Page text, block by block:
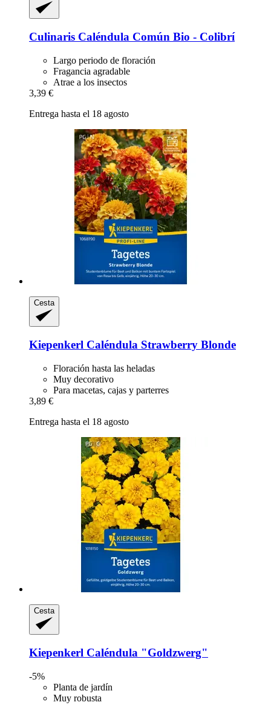
Culinaris Caléndula Común Bio -​ Colibrí
Largo periodo de floración
Fragancia agradable
Atrae a los insectos
3,39 €
Entrega hasta el 18 agosto
Cesta
Kiepenkerl Caléndula Strawberry Blonde
Floración hasta las heladas
Muy decorativo
Para macetas, cajas y parterres
3,89 €
Entrega hasta el 18 agosto
Cesta
Kiepenkerl Caléndula "Goldzwerg"
-5%
Planta de jardín
Muy robusta